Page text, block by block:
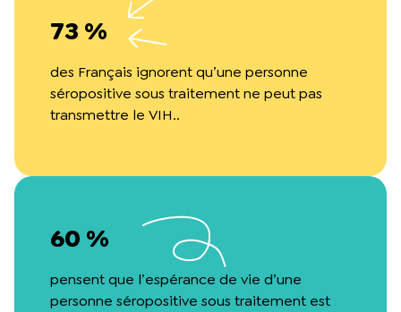
73 %
des Français ignorent qu’une personne
séropositive sous traitement ne peut pas
transmettre le VIH..
60 %
pensent que l’espérance de vie d’une
personne séropositive sous traitement est